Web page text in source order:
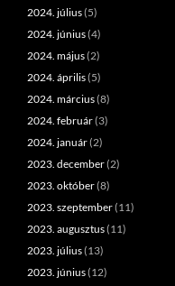
2024. július(5)
2024. június(4)
2024. május(2)
2024. április(5)
2024. március(8)
2024. február(3)
2024. január(2)
2023. december(2)
2023. október(8)
2023. szeptember(11)
2023. augusztus(11)
2023. július(13)
2023. június(12)